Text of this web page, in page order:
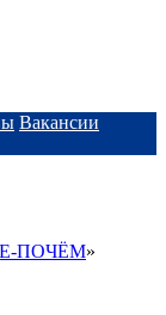
Вакансии
ПОЧЁМ»